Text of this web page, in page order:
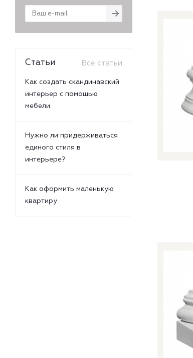
Статьи Все статьи
Как создать скандинавский
интерьер с помощью
мебели
Нужно ли придерживаться
единого стиля в
интерьере?
Как оформить маленькую
квартиру